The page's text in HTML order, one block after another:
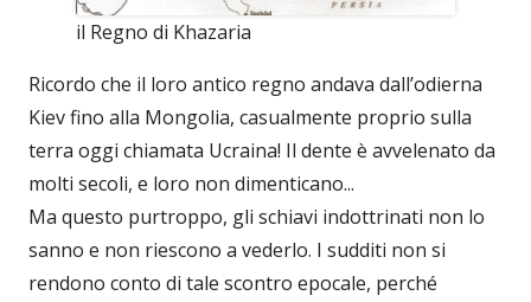
il Regno di Khazaria
Ricordo che il loro antico regno andava dall’odierna
Kiev fino alla Mongolia, casualmente proprio sulla
terra oggi chiamata Ucraina! Il dente è avvelenato da
molti secoli, e loro non dimenticano...
Ma questo purtroppo, gli schiavi indottrinati non lo
sanno e non riescono a vederlo. I sudditi non si
rendono conto di tale scontro epocale, perché